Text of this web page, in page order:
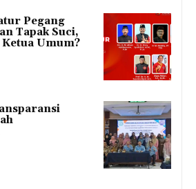
Pegang
Tapak Suci,
Ketua Umum?